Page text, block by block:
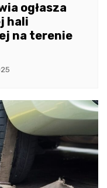
ogłasza
hali
na terenie